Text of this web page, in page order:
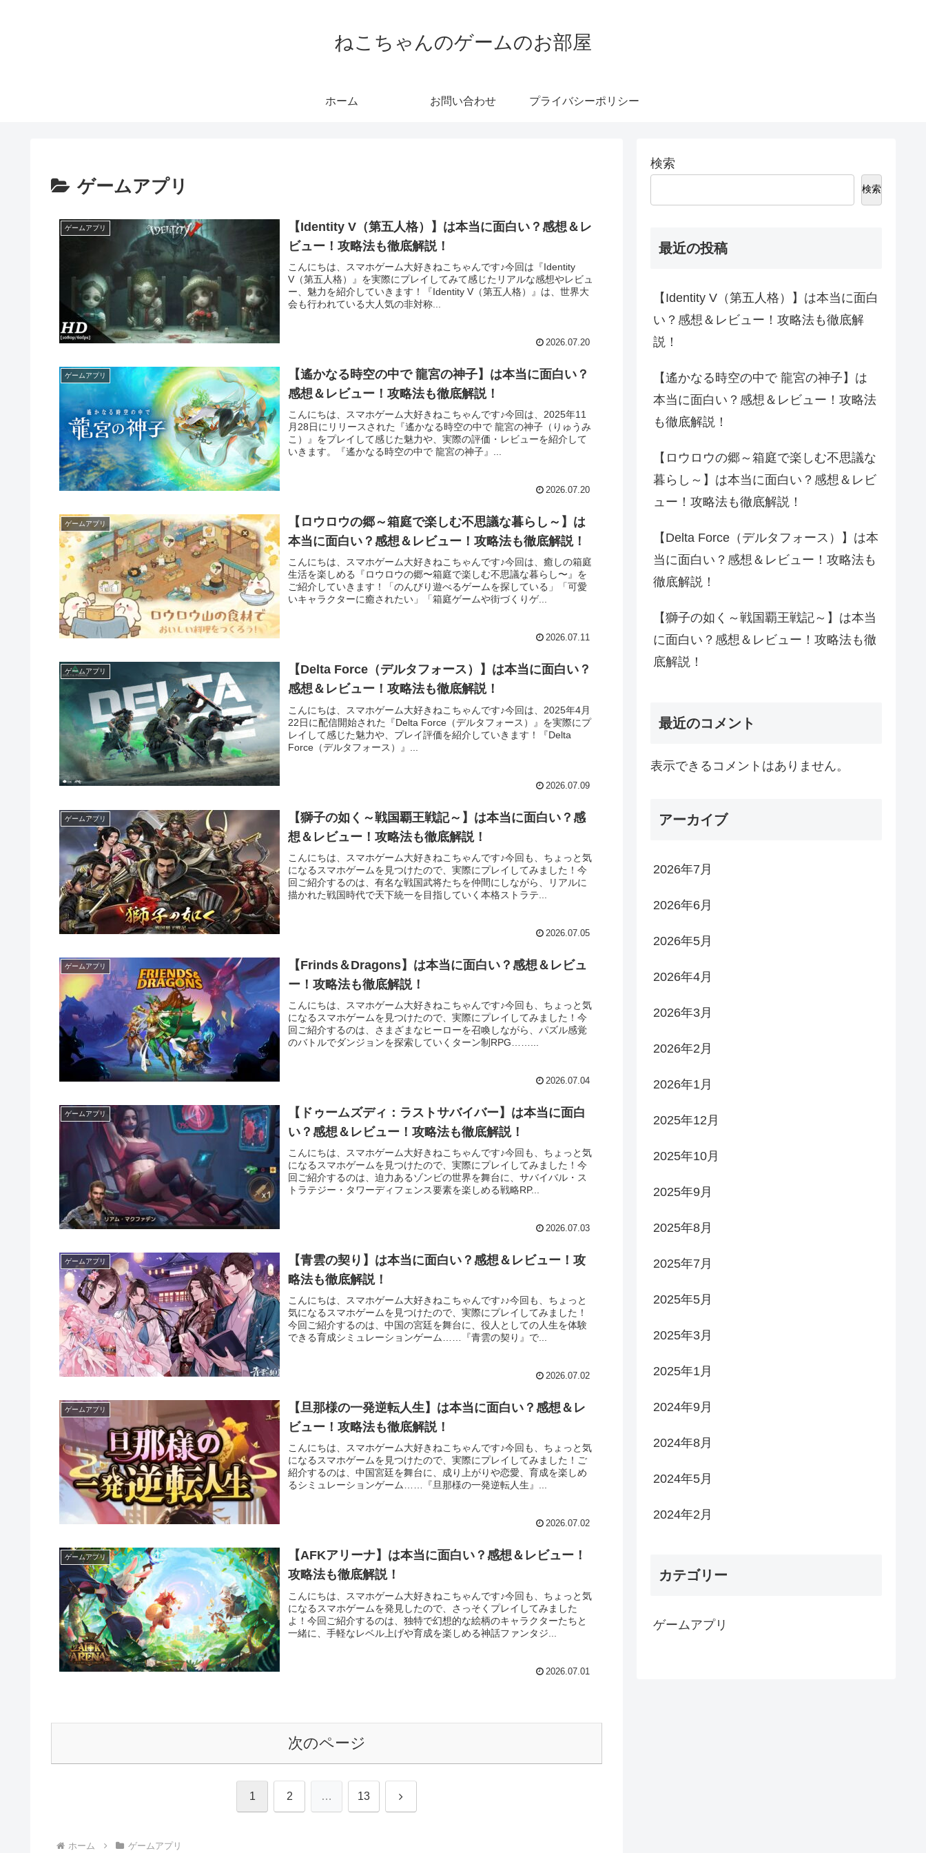
ねこちゃんのゲームのお部屋
ホーム お問い合わせ プライバシーポリシー
ゲームアプリ
ゲームアプリ
【Identity V（第五人格）】は本当に面白い？感想＆レ
ビュー！攻略法も徹底解説！
こんにちは、スマホゲーム大好きねこちゃんです♪今回は『Identity
V（第五人格）』を実際にプレイしてみて感じたリアルな感想やレビュ
ー、魅力を紹介していきます！『Identity V（第五人格）』は、世界大
会も行われている大人気の非対称...
2026.07.20
ゲームアプリ
【遙かなる時空の中で 龍宮の神子】は本当に面白い？
感想＆レビュー！攻略法も徹底解説！
こんにちは、スマホゲーム大好きねこちゃんです♪今回は、2025年11
月28日にリリースされた『遙かなる時空の中で 龍宮の神子（りゅうみ
こ）』をプレイして感じた魅力や、実際の評価・レビューを紹介して
いきます。『遙かなる時空の中で 龍宮の神子』...
2026.07.20
ゲームアプリ
【ロウロウの郷～箱庭で楽しむ不思議な暮らし～】は
本当に面白い？感想＆レビュー！攻略法も徹底解説！
こんにちは、スマホゲーム大好きねこちゃんです♪今回は、癒しの箱庭
生活を楽しめる『ロウロウの郷〜箱庭で楽しむ不思議な暮らし〜』を
ご紹介していきます！「のんびり遊べるゲームを探している」「可愛
いキャラクターに癒されたい」「箱庭ゲームや街づくりゲ...
2026.07.11
ゲームアプリ
【Delta Force（デルタフォース）】は本当に面白い？
感想＆レビュー！攻略法も徹底解説！
こんにちは、スマホゲーム大好きねこちゃんです♪今回は、2025年4月
22日に配信開始された『Delta Force（デルタフォース）』を実際にプ
レイして感じた魅力や、プレイ評価を紹介していきます！『Delta
Force（デルタフォース）』...
2026.07.09
ゲームアプリ
【獅子の如く～戦国覇王戦記～】は本当に面白い？感
想＆レビュー！攻略法も徹底解説！
こんにちは、スマホゲーム大好きねこちゃんです♪今回も、ちょっと気
になるスマホゲームを見つけたので、実際にプレイしてみました！今
回ご紹介するのは、有名な戦国武将たちを仲間にしながら、リアルに
描かれた戦国時代で天下統一を目指していく本格ストラテ...
2026.07.05
ゲームアプリ
【Frinds＆Dragons】は本当に面白い？感想＆レビュ
ー！攻略法も徹底解説！
こんにちは、スマホゲーム大好きねこちゃんです♪今回も、ちょっと気
になるスマホゲームを見つけたので、実際にプレイしてみました！今
回ご紹介するのは、さまざまなヒーローを召喚しながら、パズル感覚
のバトルでダンジョンを探索していくターン制RPG……...
2026.07.04
ゲームアプリ
【ドゥームズディ：ラストサバイバー】は本当に面白
い？感想＆レビュー！攻略法も徹底解説！
こんにちは、スマホゲーム大好きねこちゃんです♪今回も、ちょっと気
になるスマホゲームを見つけたので、実際にプレイしてみました！今
回ご紹介するのは、迫力あるゾンビの世界を舞台に、サバイバル・ス
トラテジー・タワーディフェンス要素を楽しめる戦略RP...
2026.07.03
ゲームアプリ
【青雲の契り】は本当に面白い？感想＆レビュー！攻
略法も徹底解説！
こんにちは、スマホゲーム大好きねこちゃんです♪♪今回も、ちょっと
気になるスマホゲームを見つけたので、実際にプレイしてみました！
今回ご紹介するのは、中国の宮廷を舞台に、役人としての人生を体験
できる育成シミュレーションゲーム……『青雲の契り』で...
2026.07.02
ゲームアプリ
【旦那様の一発逆転人生】は本当に面白い？感想＆レ
ビュー！攻略法も徹底解説！
こんにちは、スマホゲーム大好きねこちゃんです♪今回も、ちょっと気
になるスマホゲームを見つけたので、実際にプレイしてみました！ご
紹介するのは、中国宮廷を舞台に、成り上がりや恋愛、育成を楽しめ
るシミュレーションゲーム……『旦那様の一発逆転人生』...
2026.07.02
ゲームアプリ
【AFKアリーナ】は本当に面白い？感想＆レビュー！
攻略法も徹底解説！
こんにちは、スマホゲーム大好きねこちゃんです♪今回も、ちょっと気
になるスマホゲームを発見したので、さっそくプレイしてみました
よ！今回ご紹介するのは、独特で幻想的な絵柄のキャラクターたちと
一緒に、手軽なレベル上げや育成を楽しめる神話ファンタジ...
2026.07.01
次のページ
1 2 … 13 次
ホーム ゲームアプリ
検索
検索
最近の投稿
【Identity V（第五人格）】は本当に面白
い？感想＆レビュー！攻略法も徹底解
説！
【遙かなる時空の中で 龍宮の神子】は
本当に面白い？感想＆レビュー！攻略法
も徹底解説！
【ロウロウの郷～箱庭で楽しむ不思議な
暮らし～】は本当に面白い？感想＆レビ
ュー！攻略法も徹底解説！
【Delta Force（デルタフォース）】は本
当に面白い？感想＆レビュー！攻略法も
徹底解説！
【獅子の如く～戦国覇王戦記～】は本当
に面白い？感想＆レビュー！攻略法も徹
底解説！
最近のコメント
表示できるコメントはありません。
アーカイブ
2026年7月
2026年6月
2026年5月
2026年4月
2026年3月
2026年2月
2026年1月
2025年12月
2025年10月
2025年9月
2025年8月
2025年7月
2025年5月
2025年3月
2025年1月
2024年9月
2024年8月
2024年5月
2024年2月
カテゴリー
ゲームアプリ